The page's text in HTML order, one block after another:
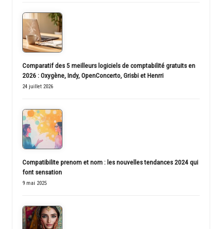
Comparatif des 5 meilleurs logiciels de comptabilité gratuits en
2026 : Oxygène, Indy, OpenConcerto, Grisbi et Henrri
24 juillet 2026
Compatibilite prenom et nom : les nouvelles tendances 2024 qui
font sensation
9 mai 2025